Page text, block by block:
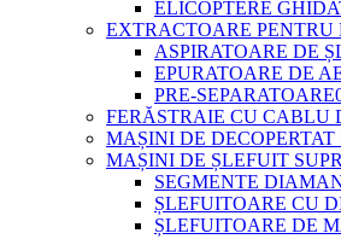
ELICOPTERE
EXTRACTOARE PENTRU
ASPIRATOARE DE
EPURATOARE DE
PRE-SEPARATOARE
FERĂSTRAIE CU CABLU
MAȘINI DE DECOPERTAT
MAȘINI DE ȘLEFUIT
SEGMENTE
ȘLEFUITOARE CU
ȘLEFUITOARE DE